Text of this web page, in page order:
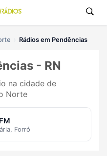
Rádios em Pendências
- RN
na cidade de
Norte
Forró